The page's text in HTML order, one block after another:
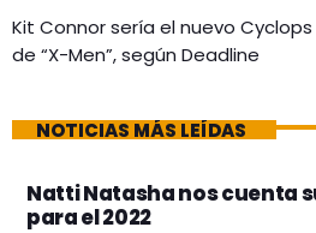
Kit Connor sería el nuevo
de “X-Men”, según Deadline
NOTICIAS MÁS LEÍDAS
Natti Natasha nos cuenta
para el 2022